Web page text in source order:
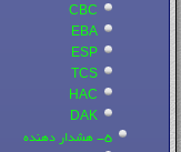
CBC
EBA
ESP
TCS
HAC
DAK
5- هشدار دهنده